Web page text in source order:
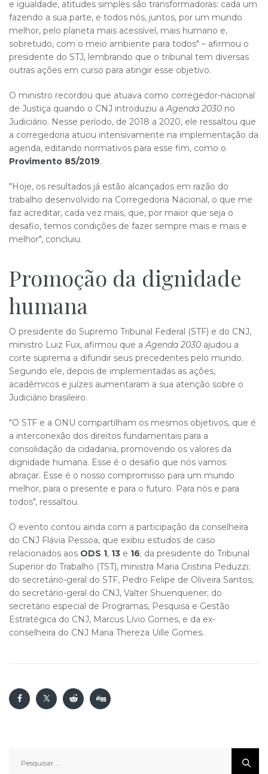
e igualdade, atitudes simples são transformadoras: cada um
fazendo a sua parte, e todos nós, juntos, por um mundo
melhor, pelo planeta mais acessível, mais humano e,
sobretudo, com o meio ambiente para todos" – afirmou o
presidente do STJ, lembrando que o tribunal tem diversas
outras ações em curso para atingir esse objetivo.
O ministro recordou que atuava como corregedor-nacional
de Justiça quando o CNJ introduziu aAgenda 2030 no
Judiciário. Nesse período, de 2018 a 2020, ele ressaltou que
a corregedoria atuou intensivamente na implementação da
agenda, editando normativos para esse fim, como o
Provimento 85/2019.
"Hoje, os resultados já estão alcançados em razão do
trabalho desenvolvido na Corregedoria Nacional, o que me
faz acreditar, cada vez mais, que, por maior que seja o
desafio, temos condições de fazer sempre mais e mais e
melhor", concluiu.
Promoção da dignid​​ade
humana
O presidente do Supremo Tribunal Federal (STF) e do CNJ,
ministro Luiz Fux, afirmou que aAgenda 2030 ajudou a
corte suprema a difundir seus precedentes pelo mundo.
Segundo ele, depois de implementadas as ações,
acadêmicos e juízes aumentaram a sua atenção sobre o
Judiciário brasileiro.
"O STF e a ONU compartilham os mesmos objetivos, que é
a interconexão dos direitos fundamentais para a
consolidação da cidadania, promovendo os valores da
dignidade humana. Esse é o desafio que nós vamos
abraçar. Esse é o nosso compromisso para um mundo
melhor, para o presente e para o futuro. Para nós e para
todos", ressaltou.
O evento contou ainda com a participação da conselheira
do CNJ Flávia Pessoa, que exibiu estudos de caso
relacionados aos ODS 1, 13 e 16; da presidente do Tribunal
Superior do Trabalho (TST), ministra Maria Cristina Peduzzi;
do secretário-geral do STF, Pedro Felipe de Oliveira Santos;
do secretário-geral do CNJ, Valter Shuenquener; do
secretário especial de Programas, Pesquisa e Gestão
Estratégica do CNJ, Marcus Lívio Gomes, e da ex-
conselheira do CNJ Maria Thereza Uille Gomes.​
por: